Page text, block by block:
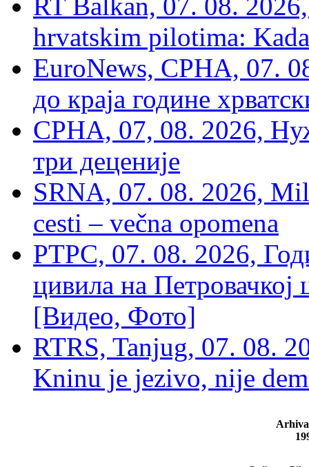
hrvatskim pilotima:
EuroNews, СРНА, 07.
до краја године
СРНА, 07, 08. 2026,
три деценије
SRNA, 07. 08. 2026,
cesti – večna opomena
РТРС, 07. 08. 2026,
цивила на Петровачкој
[Видео, Фото]
RTRS, Tanjug, 07. 08.
Kninu je jezivo, nije